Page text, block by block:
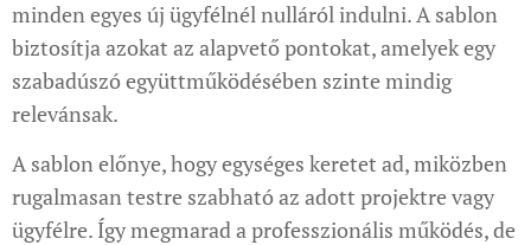
minden egyes új ügyfélnél nulláról indulni. A sablon
biztosítja azokat az alapvető pontokat, amelyek egy
szabadúszó együttműködésében szinte mindig
relevánsak.
A sablon előnye, hogy egységes keretet ad, miközben
rugalmasan testre szabható az adott projektre vagy
ügyfélre. Így megmarad a professzionális működés, de